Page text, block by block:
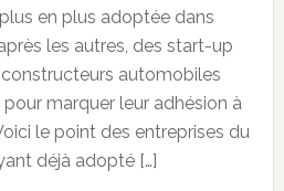
en plus adoptée dans
les autres, des start-up
automobiles
marquer leur adhésion à
le point des entreprises du
déjà adopté […]